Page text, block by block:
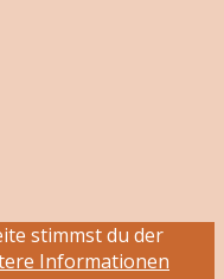
stimmst du der
Informationen